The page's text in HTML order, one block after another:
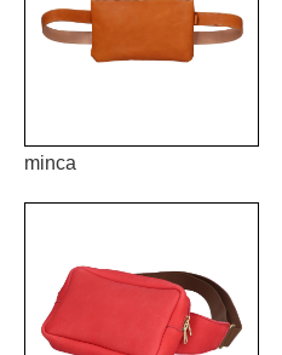
minca